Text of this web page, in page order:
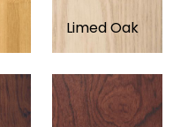
Limed Oak